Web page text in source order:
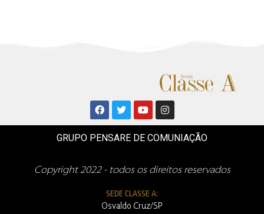
GRUPO PENSARE DE COMUNIAÇÃO
Copyright 2022 - todos os direitos reservados
SEDE CLASSE A:
Osvaldo Cruz/SP